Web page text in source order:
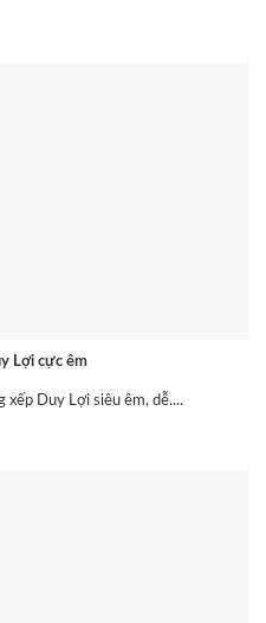
Lợi cực êm
xếp Duy Lợi siêu êm, dễ....